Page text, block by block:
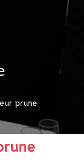
prune